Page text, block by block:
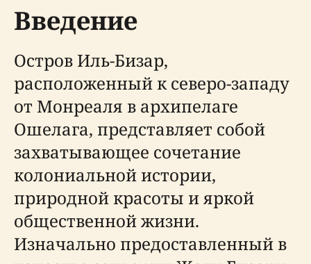
Введение
Остров Иль-Бизар,
расположенный к северо-западу
от Монреаля в архипелаге
Ошелага, представляет собой
захватывающее сочетание
колониальной истории,
природной красоты и яркой
общественной жизни.
Изначально предоставленный в